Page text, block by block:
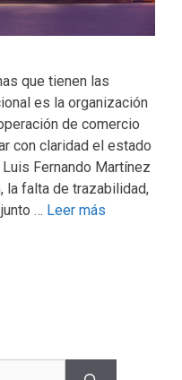
que tienen las
es la organización
de comercio
con claridad el estado
Fernando Martínez
la falta de trazabilidad,
… Leer más